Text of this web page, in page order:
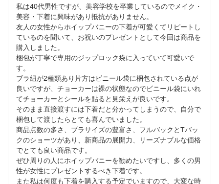
私は40代男性ですが、美容学校を卒業しているのでメイク・
美容・下着に興味があり抵抗がありません。
友人の女性からホイップバニーの下着が可愛くてリピートし
ているのを聞いて、お祝いのプレゼントとして今回は商品を
購入しました。
梱包が丁寧で専用のジップロック袋に入っていて可愛いで
す。
ブラ紐が2種類あり片方はビニール袋に梱包されている点が
良いですが、チョーカーは裸の状態なのでビニール袋にいれ
てチョーカーとシールを貼ると見栄えが良いです。
そのまま直接渡すには下着だと分かってしまうので、自分で
梱包して渡したらとても喜んでいました。
商品点数の多さ、ブラサイズの豊富さ、フルバックとTバッ
クのショーツがあり、新商品の展開力、リーズナブルな価格
でとても良い商品です。
ぜひ周りの人にホイップバニーを勧めたいですし、多くの男
性が女性にプレゼントするべき下着です。
また私は何度も下着を購入する予定でいますので、大変な時